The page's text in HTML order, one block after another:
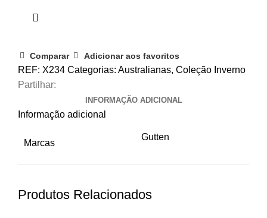
Comparar Adicionar aos favoritos
REF: X234 Categorias: Australianas, Coleção Inverno
Partilhar:
INFORMAÇÃO ADICIONAL
Informação adicional
Marcas
Gutten
Produtos Relacionados